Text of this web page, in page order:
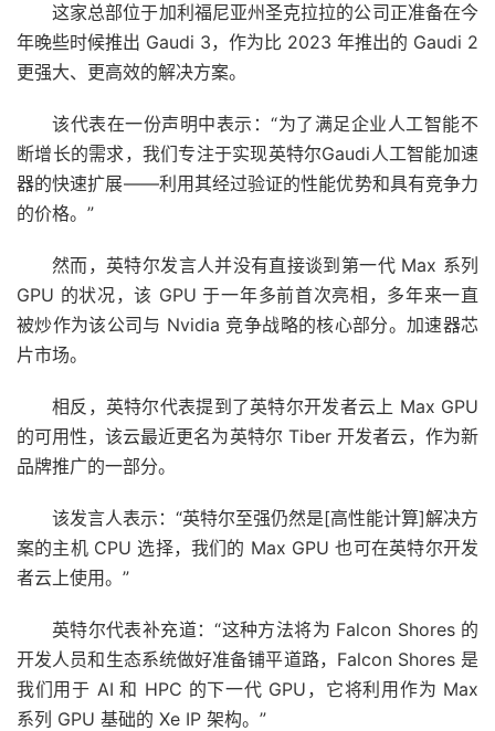
这家总部位于加利福尼亚州圣克拉拉的公司正准备在今
年晚些时候推出 Gaudi 3，作为比 2023 年推出的 Gaudi 2
更强大、更高效的解决方案。
该代表在一份声明中表示：“为了满足企业人工智能不
断增长的需求，我们专注于实现英特尔Gaudi人工智能加速
器的快速扩展——利用其经过验证的性能优势和具有竞争力
的价格。”
然而，英特尔发言人并没有直接谈到第一代 Max 系列
GPU 的状况，该 GPU 于一年多前首次亮相，多年来一直
被炒作为该公司与 Nvidia 竞争战略的核心部分。加速器芯
片市场。
相反，英特尔代表提到了英特尔开发者云上 Max GPU
的可用性，该云最近更名为英特尔 Tiber 开发者云，作为新
品牌推广的一部分。
该发言人表示：“英特尔至强仍然是[高性能计算]解决方
案的主机 CPU 选择，我们的 Max GPU 也可在英特尔开发
者云上使用。”
英特尔代表补充道：“这种方法将为 Falcon Shores 的
开发人员和生态系统做好准备铺平道路，Falcon Shores 是
我们用于 AI 和 HPC 的下一代 GPU，它将利用作为 Max
系列 GPU 基础的 Xe IP 架构。”